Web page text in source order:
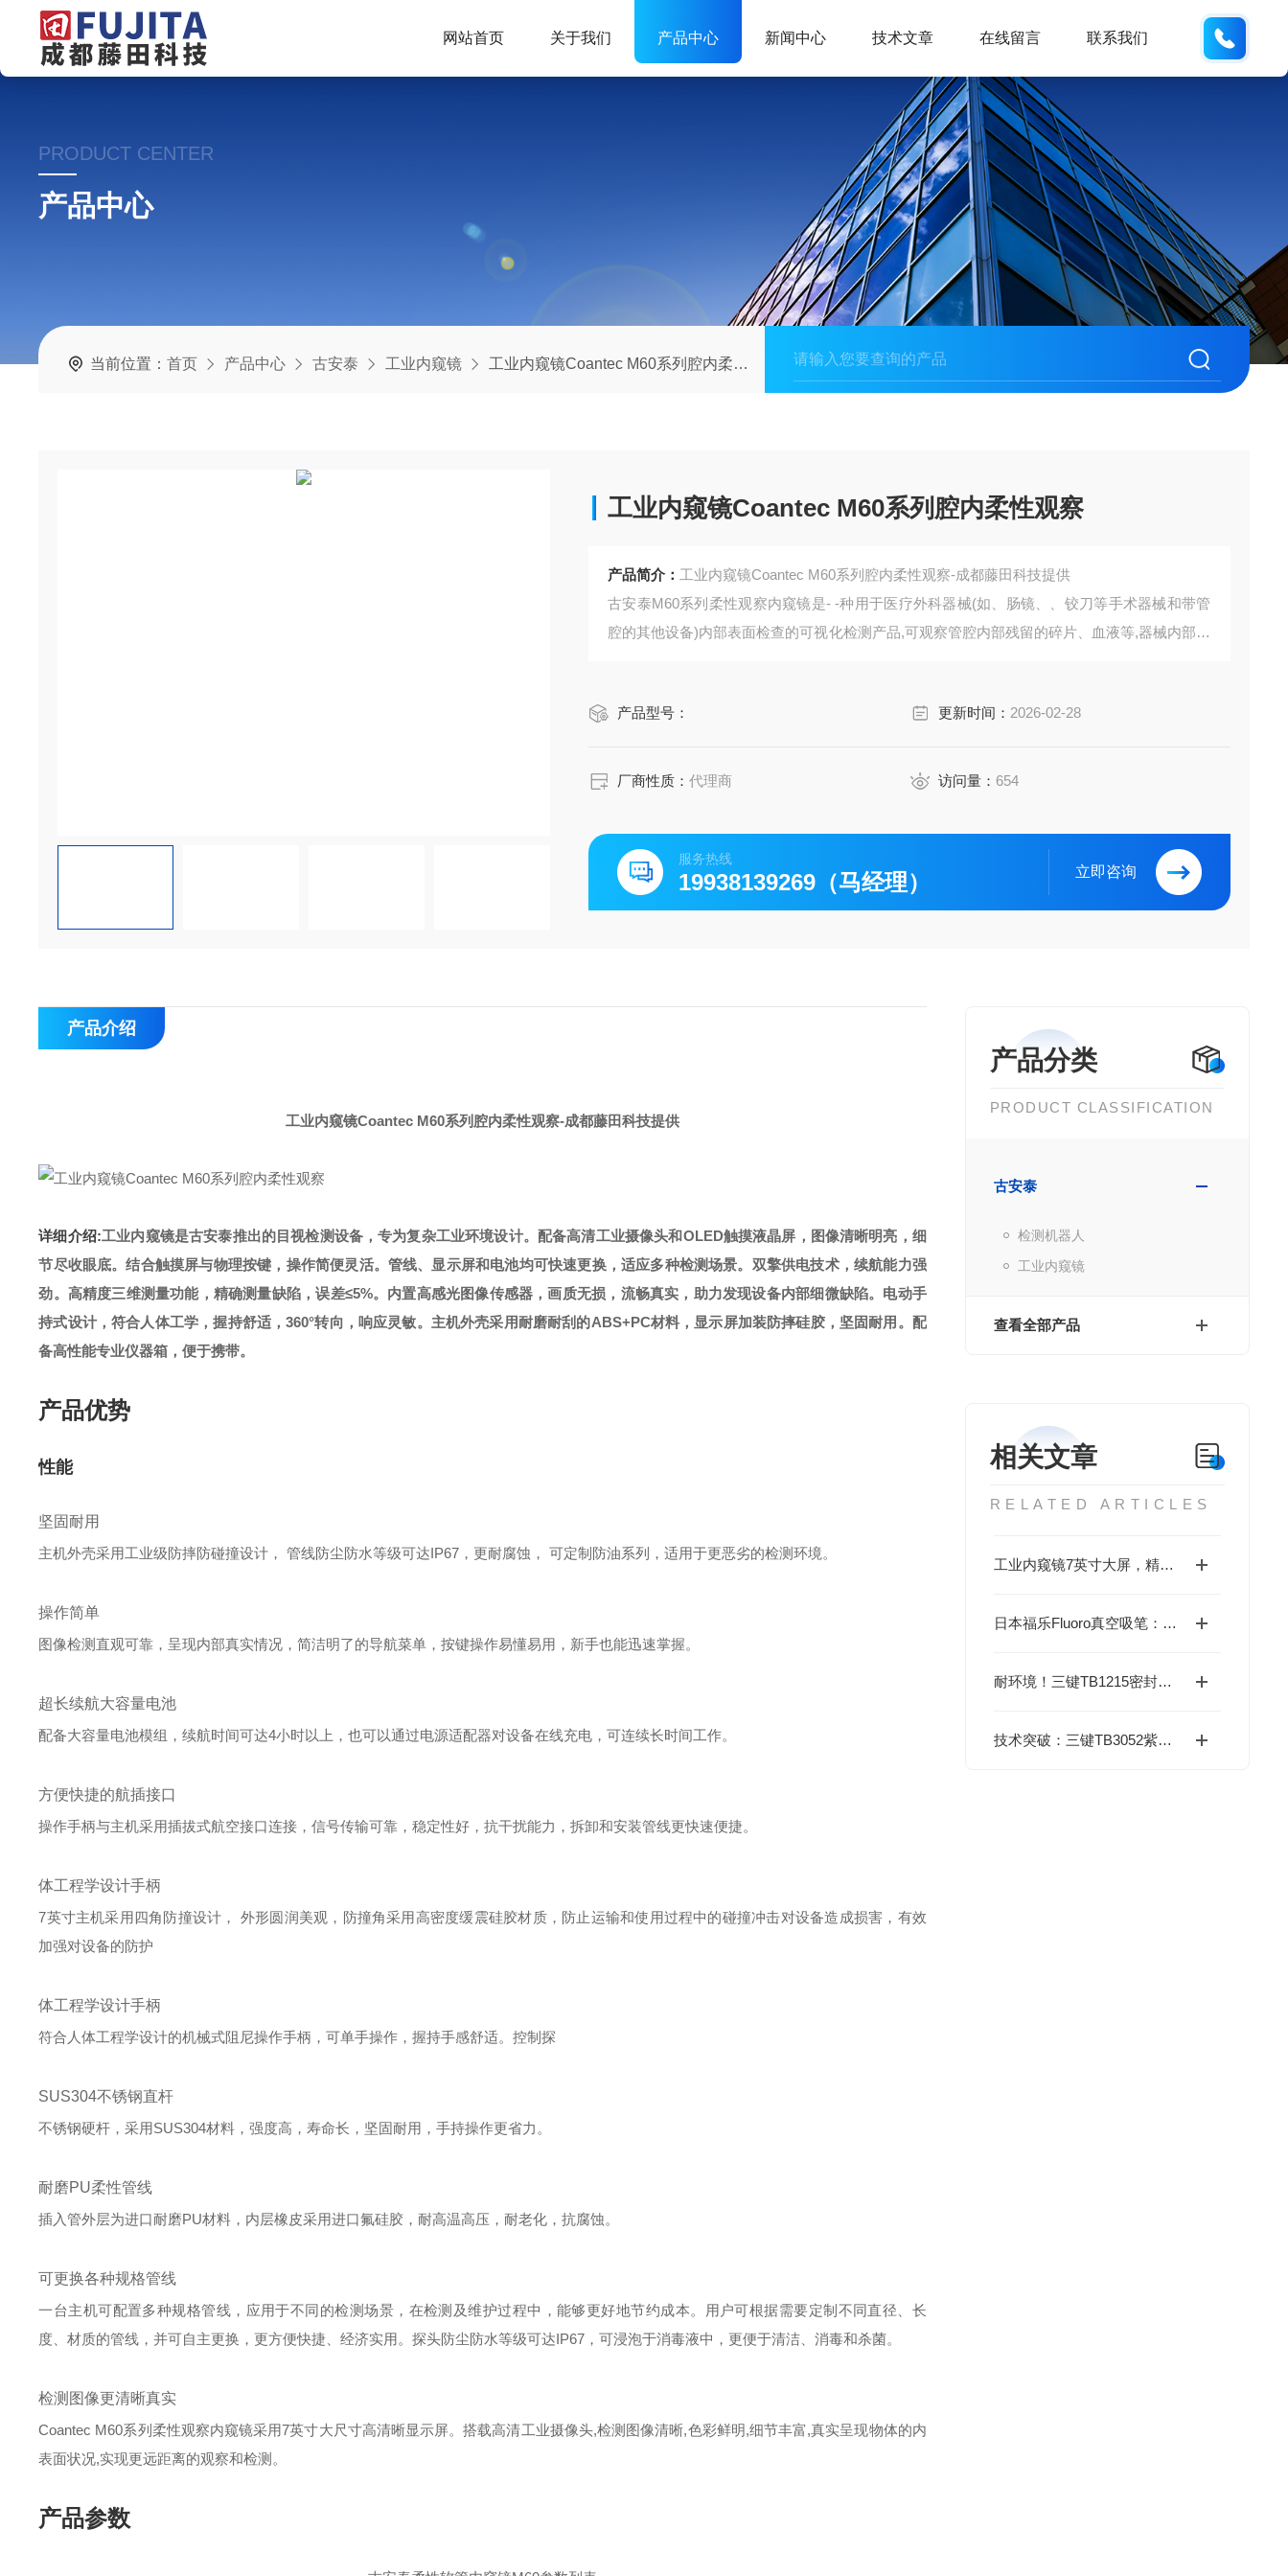
网站首页 关于我们 产品中心 新闻中心 技术文章 在线留言 联系我们
PRODUCT CENTER
产品中心
当前位置：首页 产品中心 古安泰 工业内窥镜 工业内窥镜Coantec M60系列腔内柔性观察
工业内窥镜Coantec M60系列腔内柔性观察
产品简介： 工业内窥镜Coantec M60系列腔内柔性观察-成都藤田科技提供
古安泰M60系列柔性观察内窥镜是- -种用于医疗外科器械(如、肠镜、、铰刀等手术器械和带管
腔的其他设备)内部表面检查的可视化检测产品,可观察管腔内部残留的碎片、血液等,器械内部的
产品型号： 更新时间： 2026-02-28
厂商性质：代理商 访问量： 654
服务热线
19938139269（马经理） 立即咨询
产品分类
PRODUCT CLASSIFICATION
古安泰
检测机器人
工业内窥镜
查看全部产品
相关文章
RELATED ARTICLES
工业内窥镜7英寸大屏，精准测量，工业检测利器
日本福乐Fluoro真空吸笔：精密吸附专家，助力高效无损操作
耐环境！三键TB1215密封胶获高评价，覆盖高低温与耐油场景
技术突破：三键TB3052紫外线硬化树脂助力液晶封装工艺升级
产品介绍
工业内窥镜Coantec M60系列腔内柔性观察-成都藤田科技提供
详细介绍:工业内窥镜是古安泰推出的目视检测设备，专为复杂工业环境设计。配备高清工业摄像头和OLED触摸液晶屏，图像清晰明亮，细
节尽收眼底。结合触摸屏与物理按键，操作简便灵活。管线、显示屏和电池均可快速更换，适应多种检测场景。双擎供电技术，续航能力强
劲。高精度三维测量功能，精确测量缺陷，误差≤5%。内置高感光图像传感器，画质无损，流畅真实，助力发现设备内部细微缺陷。电动手
持式设计，符合人体工学，握持舒适，360°转向，响应灵敏。主机外壳采用耐磨耐刮的ABS+PC材料，显示屏加装防摔硅胶，坚固耐用。配
备高性能专业仪器箱，便于携带。
产品优势
性能
坚固耐用
主机外壳采用工业级防摔防碰撞设计， 管线防尘防水等级可达IP67，更耐腐蚀， 可定制防油系列，适用于更恶劣的检测环境。
操作简单
图像检测直观可靠，呈现内部真实情况，简洁明了的导航菜单，按键操作易懂易用，新手也能迅速掌握。
超长续航大容量电池
配备大容量电池模组，续航时间可达4小时以上，也可以通过电源适配器对设备在线充电，可连续长时间工作。
方便快捷的航插接口
操作手柄与主机采用插拔式航空接口连接，信号传输可靠，稳定性好，抗干扰能力，拆卸和安装管线更快速便捷。
体工程学设计手柄
7英寸主机采用四角防撞设计， 外形圆润美观，防撞角采用高密度缓震硅胶材质，防止运输和使用过程中的碰撞冲击对设备造成损害，有效
加强对设备的防护
体工程学设计手柄
符合人体工程学设计的机械式阻尼操作手柄，可单手操作，握持手感舒适。控制探
SUS304不锈钢直杆
不锈钢硬杆，采用SUS304材料，强度高，寿命长，坚固耐用，手持操作更省力。
耐磨PU柔性管线
插入管外层为进口耐磨PU材料，内层橡皮采用进口氟硅胶，耐高温高压，耐老化，抗腐蚀。
可更换各种规格管线
一台主机可配置多种规格管线，应用于不同的检测场景，在检测及维护过程中，能够更好地节约成本。用户可根据需要定制不同直径、长
度、材质的管线，并可自主更换，更方便快捷、经济实用。探头防尘防水等级可达IP67，可浸泡于消毒液中，更便于清洁、消毒和杀菌。
检测图像更清晰真实
Coantec M60系列柔性观察内窥镜采用7英寸大尺寸高清晰显示屏。搭载高清工业摄像头,检测图像清晰,色彩鲜明,细节丰富,真实呈现物体的内
表面状况,实现更远距离的观察和检测。
产品参数